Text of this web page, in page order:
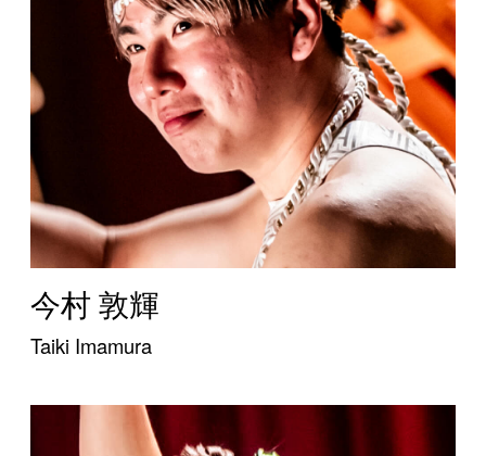
今村 敦輝
Taiki Imamura